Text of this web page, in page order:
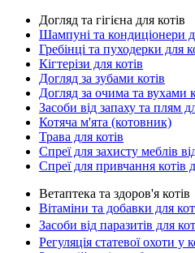
Догляд та гігієна для котів
Шампуні та кондиціонери
Гребінці та пуходерки для
Кігтерізи для котів
Догляд за зубами котів
Догляд за очима та вухами
Засоби від запаху та плям
Котяча м'ята (котовник)
Трава для котів
Спреї для захисту меблів
Спреї для привчання котів
Ветаптека та здоров'я котів
Вітаміни та добавки для
Засоби від паразитів для
Регуляція статевої охоти у